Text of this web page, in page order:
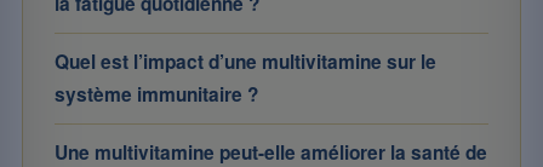
Quel est l’impact d’une multivitamine sur le
système immunitaire ?
Une multivitamine peut-elle améliorer la santé de